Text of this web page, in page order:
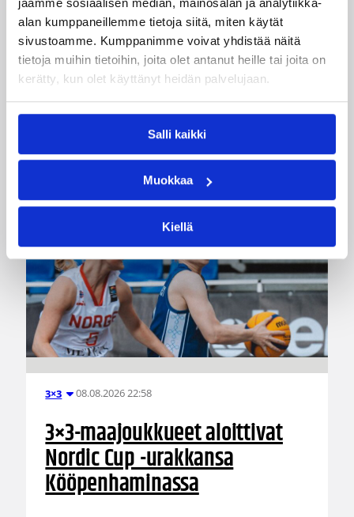
jaamme sosiaalisen median, mainosalan ja analytiikka-
alan kumppaneillemme tietoja siitä, miten käytät
sivustoamme. Kumppanimme voivat yhdistää näitä
tietoja muihin tietoihin, joita olet antanut heille tai joita on
kerätty, kun olet käyttänyt heidän palvelujaan.
Salli kaikki
Muokkaa
Kiellä
Kategoriat
Pääjuttu Suomalaiset ulkomailla
Katso myös
3×3 08.08.2026 22:58
3×3-maajoukkueet aloittivat
Nordic Cup -urakkansa
Kööpenhaminassa